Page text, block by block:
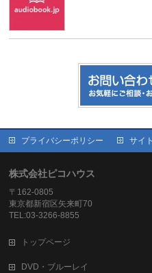
プライバシーポリシー サイ
株式会社ピコハウス
〒162-0805
東京都新宿区矢来町70
TEL:03-3266-8855
トップページ
DVD・ブルーレイ